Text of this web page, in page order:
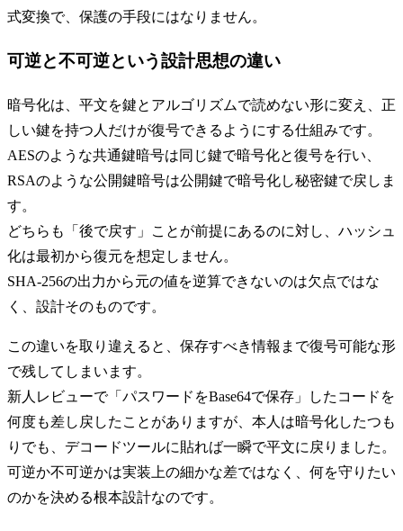
式変換で、保護の手段にはなりません。
可逆と不可逆という設計思想の違い
暗号化は、平文を鍵とアルゴリズムで読めない形に変え、正
しい鍵を持つ人だけが復号できるようにする仕組みです。
AESのような共通鍵暗号は同じ鍵で暗号化と復号を行い、
RSAのような公開鍵暗号は公開鍵で暗号化し秘密鍵で戻しま
す。
どちらも「後で戻す」ことが前提にあるのに対し、ハッシュ
化は最初から復元を想定しません。
SHA-256の出力から元の値を逆算できないのは欠点ではな
く、設計そのものです。
この違いを取り違えると、保存すべき情報まで復号可能な形
で残してしまいます。
新人レビューで「パスワードをBase64で保存」したコードを
何度も差し戻したことがありますが、本人は暗号化したつも
りでも、デコードツールに貼れば一瞬で平文に戻りました。
可逆か不可逆かは実装上の細かな差ではなく、何を守りたい
のかを決める根本設計なのです。